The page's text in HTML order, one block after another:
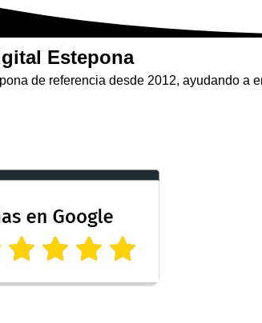
Estepona
de referencia desde 2012, ayudando a